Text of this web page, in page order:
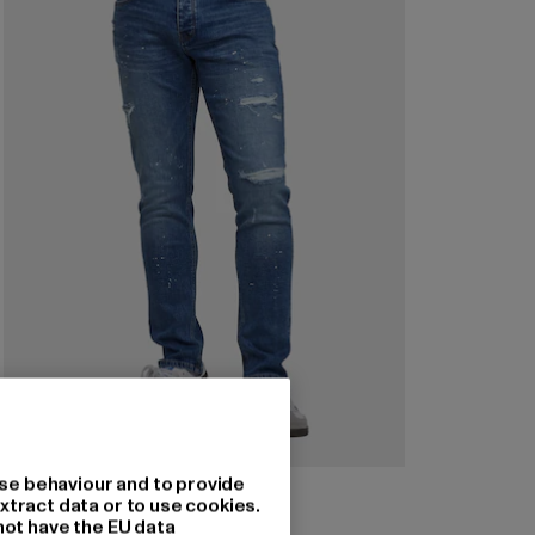
2Y PREMIUM
MATEO DESTROYED
behaviour and to provide
data or to use cookies.
have the EU data